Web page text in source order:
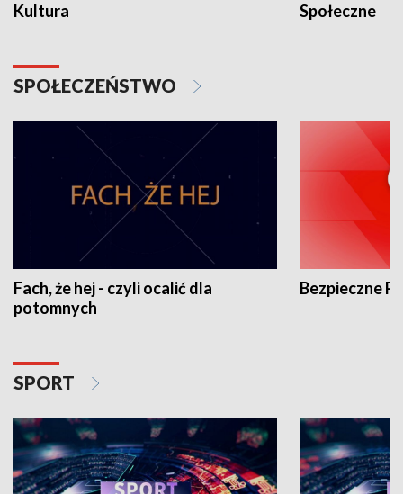
Kultura Społeczne
SPOŁECZEŃSTWO
Fach, że hej - czyli ocalić dla
potomnych
Bezpieczne
SPORT